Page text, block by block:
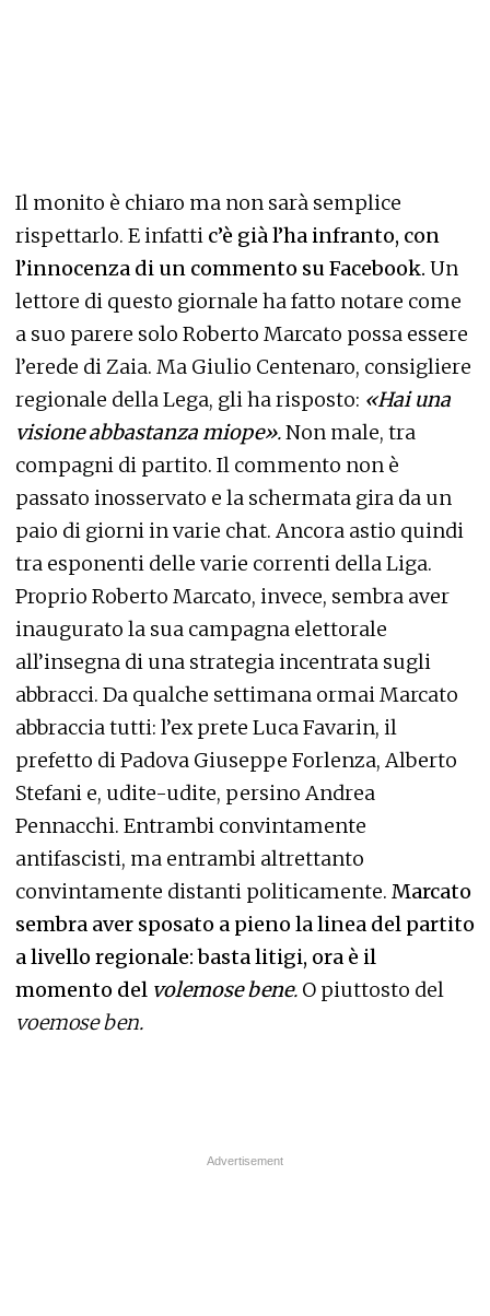
Il monito è chiaro ma non sarà semplice
rispettarlo. E infatti c’è già l’ha infranto, con
l’innocenza di un commento su Facebook. Un
lettore di questo giornale ha fatto notare come
a suo parere solo Roberto Marcato possa essere
l’erede di Zaia. Ma Giulio Centenaro, consigliere
regionale della Lega, gli ha risposto: «Hai una
visione abbastanza miope».Non male, tra
compagni di partito. Il commento non è
passato inosservato e la schermata gira da un
paio di giorni in varie chat. Ancora astio quindi
tra esponenti delle varie correnti della Liga.
Proprio Roberto Marcato, invece, sembra aver
inaugurato la sua campagna elettorale
all’insegna di una strategia incentrata sugli
abbracci. Da qualche settimana ormai Marcato
abbraccia tutti: l’ex prete Luca Favarin, il
prefetto di Padova Giuseppe Forlenza, Alberto
Stefani e, udite-udite, persino Andrea
Pennacchi. Entrambi convintamente
antifascisti, ma entrambi altrettanto
convintamente distanti politicamente. Marcato
sembra aver sposato a pieno la linea del partito
a livello regionale: basta litigi, ora è il
momento del volemose bene. O piuttosto del
voemose ben.